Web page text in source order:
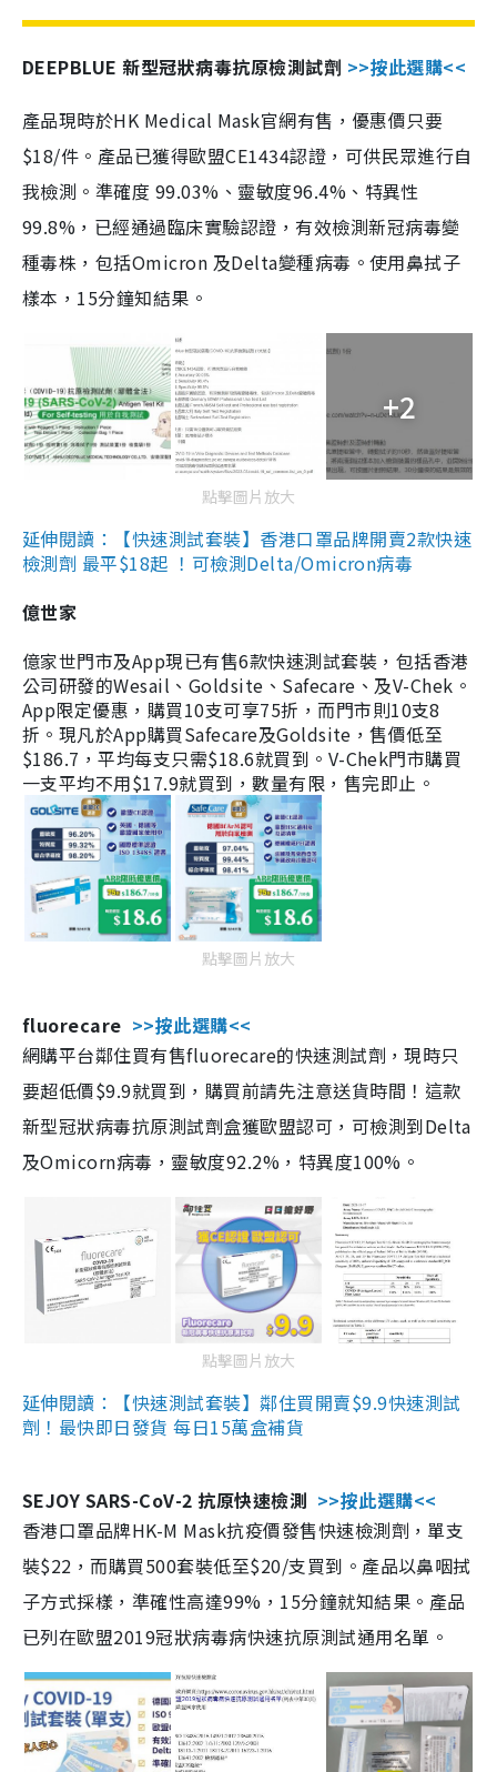
DEEPBLUE 新型冠狀病毒抗原檢測試劑 >>按此選購<<
產品現時於HK Medical Mask官網有售，優惠價只要
$18/件。產品已獲得歐盟CE1434認證，可供民眾進行自
我檢測。準確度 99.03%、靈敏度96.4%、特異性
99.8%，已經通過臨床實驗認證，有效檢測新冠病毒變
種毒株，包括Omicron 及Delta變種病毒。使用鼻拭子
樣本，15分鐘知結果。
+2
點擊圖片放大
延伸閱讀：【快速測試套裝】香港口罩品牌開賣2款快速
檢測劑 最平$18起 ！可檢測Delta/Omicron病毒
億世家
億家世門市及App現已有售6款快速測試套裝，包括香港
公司研發的Wesail、Goldsite、Safecare、及V-Chek。
App限定優惠，購買10支可享75折，而門市則10支8
折。現凡於App購買Safecare及Goldsite，售價低至
$186.7，平均每支只需$18.6就買到。V-Chek門市購買
一支平均不用$17.9就買到，數量有限，售完即止。
點擊圖片放大
fluorecare >>按此選購<<
網購平台鄰住買有售fluorecare的快速測試劑，現時只
要超低價$9.9就買到，購買前請先注意送貨時間！這款
新型冠狀病毒抗原測試劑盒獲歐盟認可，可檢測到Delta
及Omicorn病毒，靈敏度92.2%，特異度100%。
點擊圖片放大
延伸閱讀：【快速測試套裝】鄰住買開賣$9.9快速測試
劑！最快即日發貨 每日15萬盒補貨
SEJOY SARS-CoV-2 抗原快速檢測 >>按此選購<<
香港口罩品牌HK-M Mask抗疫價發售快速檢測劑，單支
裝$22，而購買500套裝低至$20/支買到。產品以鼻咽拭
子方式採樣，準確性高達99%，15分鐘就知結果。產品
已列在歐盟2019冠狀病毒病快速抗原測試通用名單。